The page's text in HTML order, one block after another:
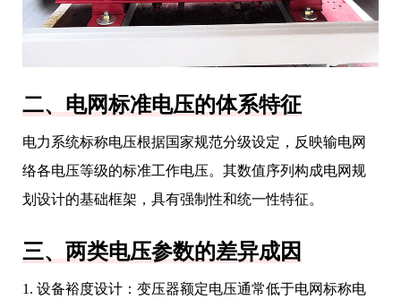
二、电网标准电压的体系特征
电力系统标称电压根据国家规范分级设定，反映输电网
络各电压等级的标准工作电压。其数值序列构成电网规
划设计的基础框架，具有强制性和统一性特征。
三、两类电压参数的差异成因
1. 设备裕度设计：变压器额定电压通常低于电网标称电